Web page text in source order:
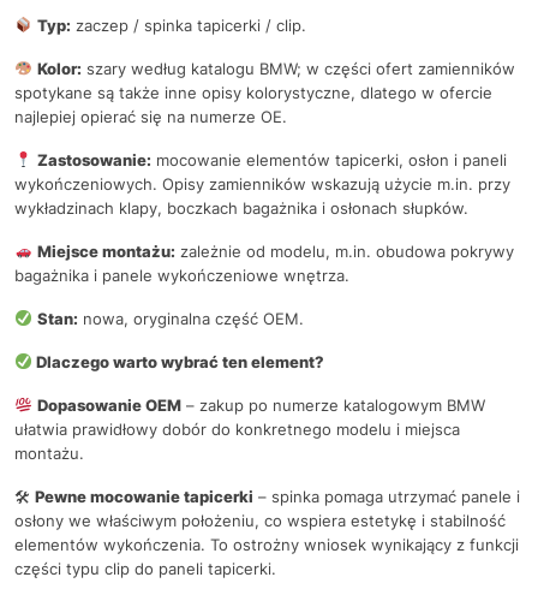
Typ: zaczep / spinka tapicerki / clip.
Kolor: szary według katalogu BMW; w części ofert zamienników
spotykane są także inne opisy kolorystyczne, dlatego w ofercie
najlepiej opierać się na numerze OE.
Zastosowanie: mocowanie elementów tapicerki, osłon i paneli
wykończeniowych. Opisy zamienników wskazują użycie m.in. przy
wykładzinach klapy, boczkach bagażnika i osłonach słupków.
Miejsce montażu: zależnie od modelu, m.in. obudowa pokrywy
bagażnika i panele wykończeniowe wnętrza.
Stan: nowa, oryginalna część OEM.
Dlaczego warto wybrać ten element?
Dopasowanie OEM– zakup po numerze katalogowym BMW
ułatwia prawidłowy dobór do konkretnego modelu i miejsca
montażu.
🛠 Pewne mocowanie tapicerki – spinka pomaga utrzymać panele i
osłony we właściwym położeniu, co wspiera estetykę i stabilność
elementów wykończenia. To ostrożny wniosek wynikający z funkcji
części typu clip do paneli tapicerki.